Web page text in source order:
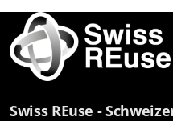
Swiss REuse -